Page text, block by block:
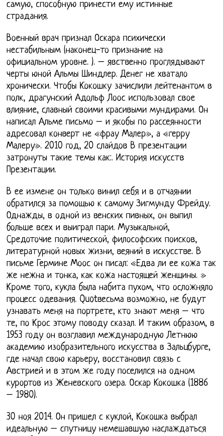
самую, способную принести ему истинные
страдания.
Военный врач признал Оскара психически
нестабильным (наконец-то признание на
официальном уровне. ). – явственно проглядывают
черты юной Альмы Шиндлер. Денег не хватало
хронически. Чтобы Кокошку зачислили лейтенантом в
полк, драгунский Адольф Лоос использовал свое
влияние, славный своими красивыми мундирами. Он
написал Альме письмо – и якобы по рассеянности
адресовал конверт не «фрау Малер», а «герру
Малеру». 2010 год, 20 слайдов В презентации
затронуты такие темы как:. История искусств
Презентации.
В ее измене он только винил себя и в отчаянии
обратился за помощью к самому Зигмунду Фрейду.
Однажды, в одной из венских пивных, он выпил
больше всех и выиграл пари. Музыкальной,
Средоточие политической, философских поисков,
литературной новых жизни, веяний в искусстве. В
письме Гермине Моос он писал: «Едва ли ее кожа так
же нежна и тонка, как кожа настоящей женщины. »
Кроме того, кукла была набита пухом, что осложняло
процесс одевания. Quotвесьма возможно, не будут
узнавать меня на портрете, кто знают меня – что
те, по Крос этому поводу сказал. И таким образом, в
1953 году он возглавил международную Летнюю
академию изобразительного искусства в Зальцбурге,
где начал свою карьеру, восстановил связь с
Австрией и в этом же году поселился на одном
курортов из Женевского озера. Оскар Кокошка (1886
– 1980).
30 ноя 2014. Он пришел с куклой, Кокошка выбрал
идеальную – спутницу немешавшую наслаждаться